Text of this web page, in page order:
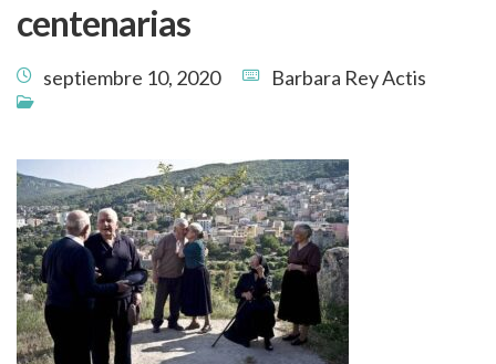
centenarias
septiembre 10, 2020 Barbara Rey Actis